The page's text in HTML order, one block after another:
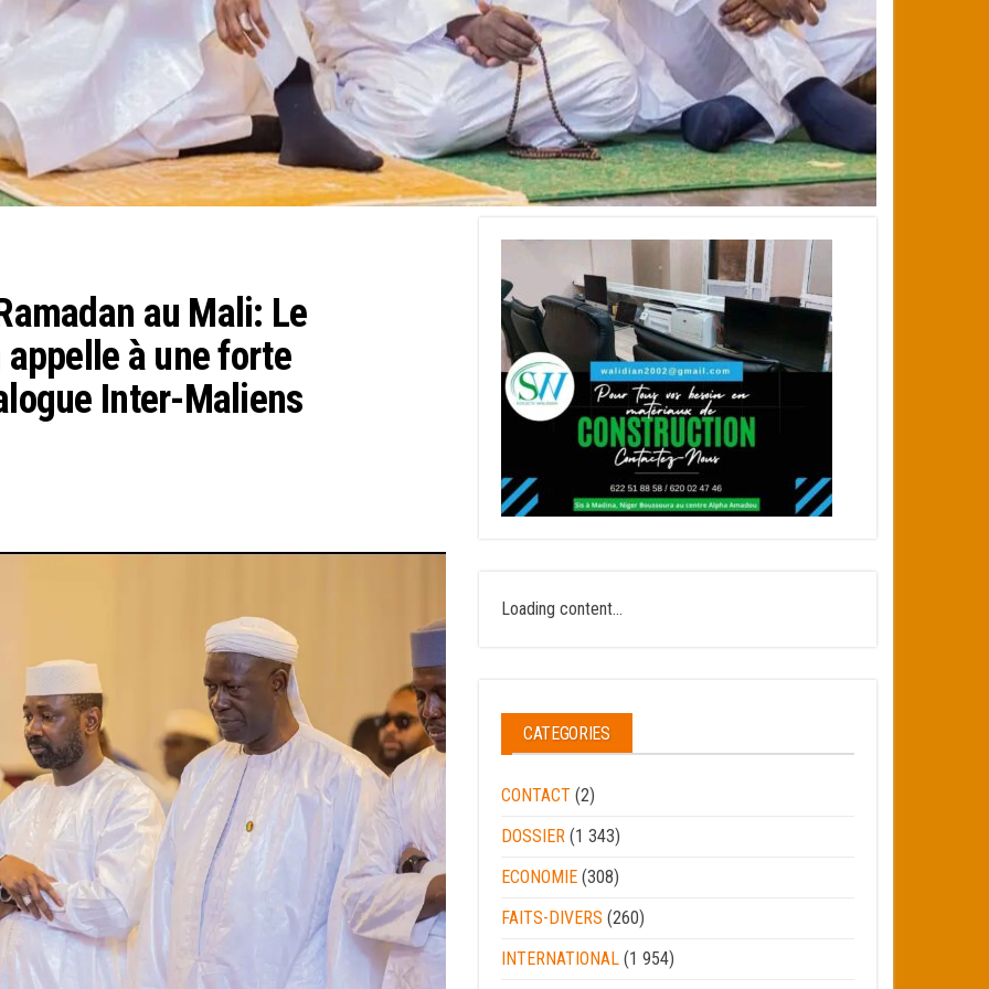
au Mali: Le
à une forte
Inter-Maliens
Loading content...
CATEGORIES
CONTACT (2)
DOSSIER (1 343)
ECONOMIE (308)
FAITS-DIVERS (260)
INTERNATIONAL (1 954)